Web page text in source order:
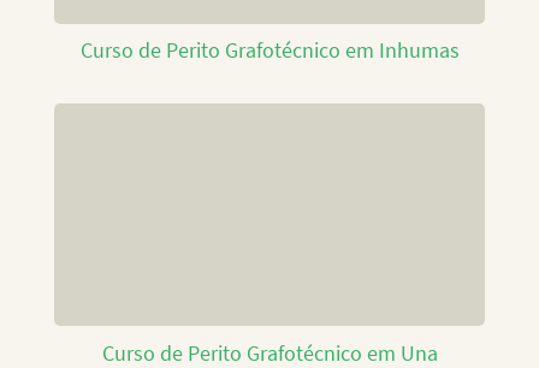
Curso de Perito Grafotécnico em Inhumas
Curso de Perito Grafotécnico em Una